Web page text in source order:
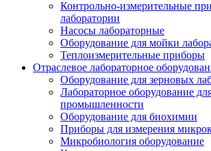
Контрольно-измерительные
лаборатории
Насосы лабораторные
Оборудование для мойки
Теплоизмерительные приборы
Отраслевое лабораторное
Оборудование для зерновых
Лабораторное оборудование
промышленности
Оборудование для биохимии
Приборы для измерения
Микробиология оборудование